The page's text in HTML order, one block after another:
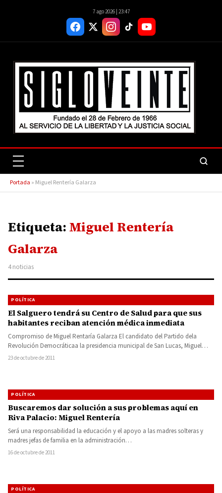
7 ago 2026 | 23:47
Portada » Miguel Rentería Galarza
Etiqueta:Miguel Rentería
Galarza
4 noticias
POLÍTICA
El Salguero tendrá su Centro de Salud para que sus
habitantes reciban atención médica inmediata
Compromiso de Miguel Rentaría Galarza El candidato del Partido dela
Revolución Democráticaa la presidencia municipal de San Lucas, Miguel
Rentería…
23 de octubre de 2011
POLÍTICA
Buscaremos dar solución a sus problemas aquí en
Riva Palacio: Miguel Rentería
Será una responsabilidad la educación y el apoyo a las madres solteras y
madres jefas de familia en la administración…
16 de octubre de 2011
POLÍTICA